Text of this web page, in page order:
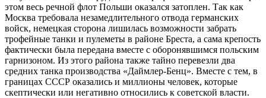
этом весь речной флот Польши оказался затоплен. Так как
Москва требовала незамедлительного отвода германских
войск, немецкая сторона лишилась возможности забрать
трофейные танки и пулеметы в районе Бреста, а сама крепость
фактически была передана вместе с оборонявшимся польским
гарнизоном. Из этого района также тайно перевезли два
средних танка производства «Даймлер-Бенц». Вместе с тем, в
границах СССР оказались и миллионы человек, которые
скептически или негативно относились к советской власти.